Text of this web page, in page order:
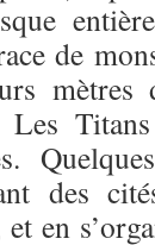
de
Les
des
en